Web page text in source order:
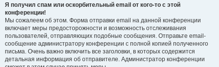
Я получил спам или оскорбительный email от кого-то с этой
конференции!
Мы сожалеем об этом. Форма отправки email на данной конференции
включает меры предосторожности и возможность отслеживания
пользователей, отправляющих подобные сообщения. Отправьте email-
сообщение администратору конференции с полной копией полученного
письма. Очень важно включить все заголовки, в которых содержится
детальная информация об отправителе. Администратор конференции